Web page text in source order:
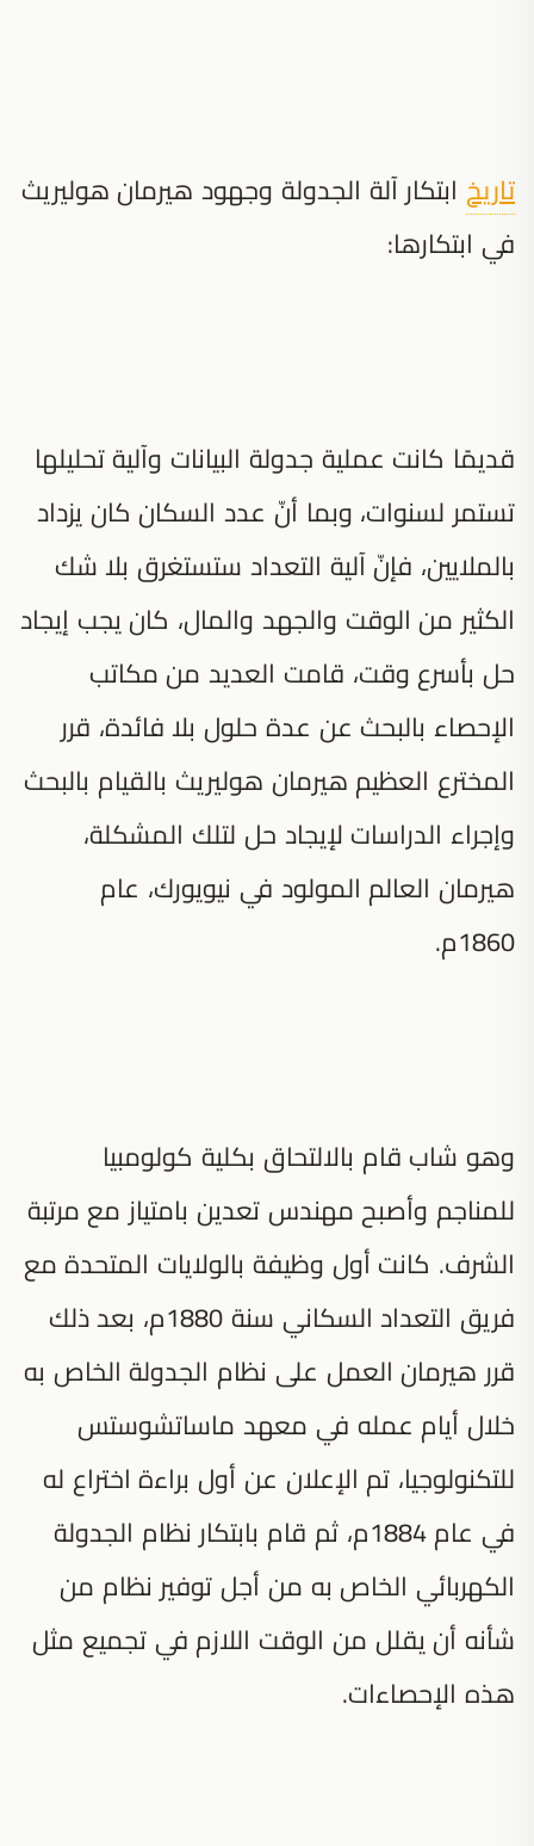
تاريخ ابتكار آلة الجدولة وجهود هيرمان هوليريث
في ابتكارها:
قديمًا كانت عملية جدولة البيانات وآلية تحليلها
تستمر لسنوات، وبما أنّ عدد السكان كان يزداد
بالملايين، فإنّ آلية التعداد ستستغرق بلا شك
الكثير من الوقت والجهد والمال، كان يجب إيجاد
حل بأسرع وقت، قامت العديد من مكاتب
الإحصاء بالبحث عن عدة حلول بلا فائدة، قرر
المخترع العظيم هيرمان هوليريث بالقيام بالبحث
وإجراء الدراسات لإيجاد حل لتلك المشكلة،
هيرمان العالم المولود في نيويورك، عام
1860م.
وهو شاب قام بالالتحاق بكلية كولومبيا
للمناجم وأصبح مهندس تعدين بامتياز مع مرتبة
الشرف. كانت أول وظيفة بالولايات المتحدة مع
فريق التعداد السكاني سنة 1880م، بعد ذلك
قرر هيرمان العمل على نظام الجدولة الخاص به
خلال أيام عمله في معهد ماساتشوستس
للتكنولوجيا، تم الإعلان عن أول براءة اختراع له
في عام 1884م، ثم قام بابتكار نظام الجدولة
الكهربائي الخاص به من أجل توفير نظام من
شأنه أن يقلل من الوقت اللازم في تجميع مثل
هذه الإحصاءات.